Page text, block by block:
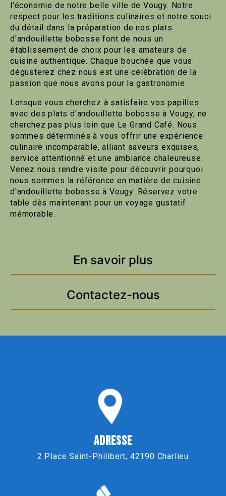
l'économie de notre belle ville de Vougy. Notre
respect pour les traditions culinaires et notre souci
du détail dans la préparation de nos plats
d'andouillette bobosse font de nous un
établissement de choix pour les amateurs de
cuisine authentique. Chaque bouchée que vous
dégusterez chez nous est une célébration de la
passion que nous avons pour la gastronomie.
Lorsque vous cherchez à satisfaire vos papilles
avec des plats d'andouillette bobosse à Vougy, ne
cherchez pas plus loin que Le Grand Café. Nous
sommes déterminés à vous offrir une expérience
culinaire incomparable, alliant saveurs exquises,
service attentionné et une ambiance chaleureuse.
Venez nous rendre visite pour découvrir pourquoi
nous sommes la référence en matière de cuisine
d'andouillette bobosse à Vougy. Réservez votre
table dès maintenant pour un voyage gustatif
mémorable.
En savoir plus
Contactez-nous
ADRESSE
2 Place Saint-Philibert, 42190 Charlieu